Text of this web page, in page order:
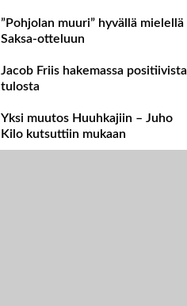
”Pohjolan muuri” hyvällä mielellä
Saksa-otteluun
Jacob Friis hakemassa positiivista
tulosta
Yksi muutos Huuhkajiin – Juho
Kilo kutsuttiin mukaan